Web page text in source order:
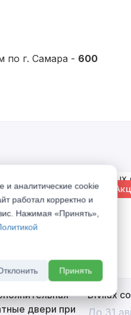
по г. Самара - 600
двери при
%
Divilux
До 31
и аналитические cookie
работал корректно и
Нажимая «Принять»,
Принять